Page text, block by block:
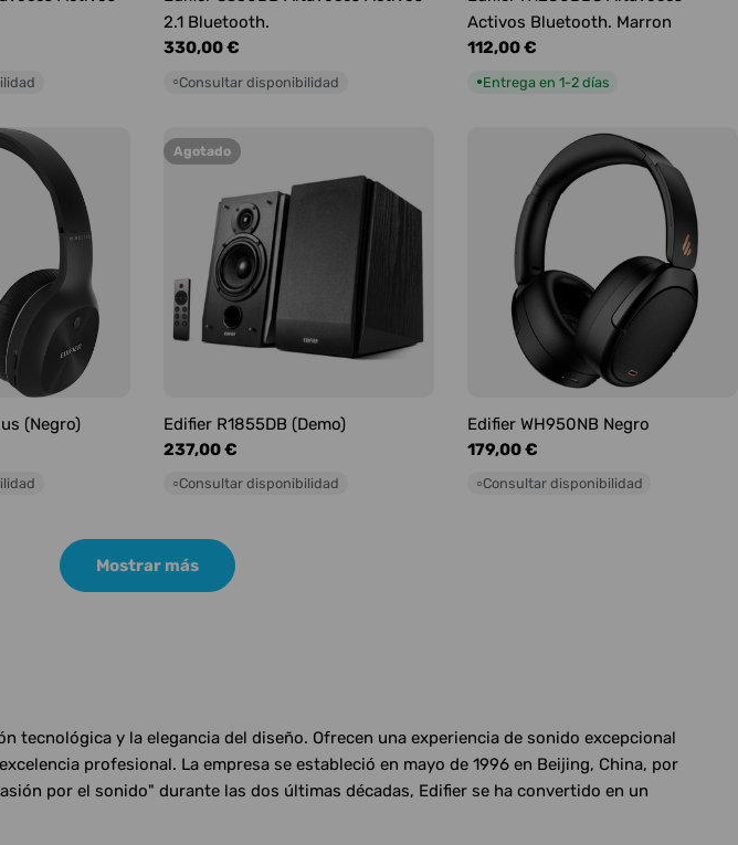
2.1 Bluetooth.
Precio
330,00 €
○Consultar disponibilidad
Activos Bluetooth. Marron
Precio
112,00 €
●Entrega en 1-2 días
(Negro)
Agotado
Edifier R1855DB (Demo)
Precio
habitual
237,00 €
○Consultar disponibilidad
Edifier WH950NB Negro
Precio
habitual
179,00 €
○Consultar disponibilidad
Mostrar más
tecnológica y la elegancia del diseño. Ofrecen una experiencia de sonido excepcional
profesional. La empresa se estableció en mayo de 1996 en Beijing, China, por
por el sonido" durante las dos últimas décadas, Edifier se ha convertido en un